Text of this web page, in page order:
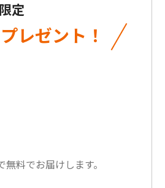
定
プレゼント！
無料でお届けします。